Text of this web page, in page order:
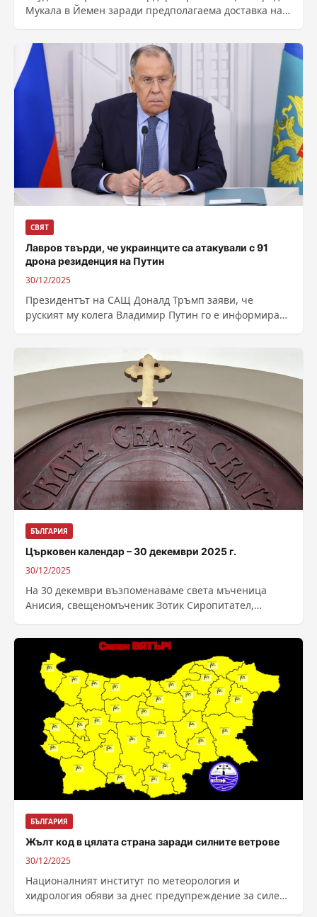
Мукала в Йемен заради предполагаема доставка на
Обединените...
СВЯТ
Лавров твърди, че украинците са атакували с 91
дрона резиденция на Путин
30/12/2025
Президентът на САЩ Доналд Тръмп заяви, че
руският му колега Владимир Путин го е информирал
БЪЛГАРИЯ
Църковен календар – 30 декември 2025 г.
30/12/2025
На 30 декември възпоменаваме света мъченица
Анисия, свещеномъченик Зотик Сиропитател,
Теодора Константинополска. Света мъченица
Анисия...
БЪЛГАРИЯ
Жълт код в цялата страна заради силните ветрове
30/12/2025
Националният институт по метеорология и
хидрология обяви за днес предупреждение за силен